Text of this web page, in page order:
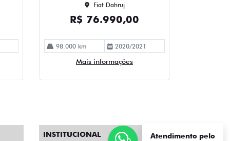
Fiat Dahruj
R$ 76.990,00
98.000 km 2020/2021
Mais informações
Atendimento pelo
INSTITUCIONAL